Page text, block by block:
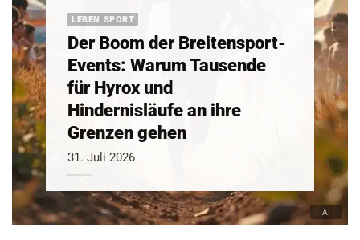
LEBEN SPORT
Der Boom der Breitensport-
Events: Warum Tausende
für Hyrox und
Hindernisläufe an ihre
Grenzen gehen
31. Juli 2026